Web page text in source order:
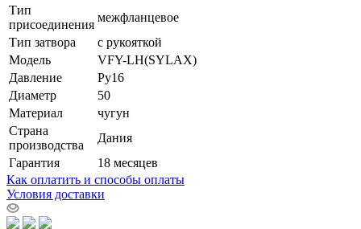
Тип
присоединения
межфланцевое
Тип затвора
с рукояткой
Модель
VFY-LH(SYLAX)
Давление
Ру16
Диаметр
50
Материал
чугун
Страна
производства
Дания
Гарантия
18 месяцев
Как оплатить и способы оплаты
Условия доставки